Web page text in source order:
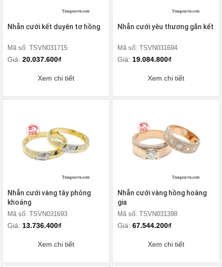
Nhẫn cưới kết duyên tơ hồng
Mã số: TSVN031715
Giá: 20.037.600₫
Xem chi tiết
Nhẫn cưới yêu thương gắn kết
Mã số: TSVN031694
Giá: 19.084.800₫
Xem chi tiết
Nhẫn cưới vàng tây phóng
khoáng
Mã số: TSVN031693
Giá: 13.736.400₫
Xem chi tiết
Nhẫn cưới vàng hồng hoàng
gia
Mã số: TSVN031398
Giá: 67.544.200₫
Xem chi tiết